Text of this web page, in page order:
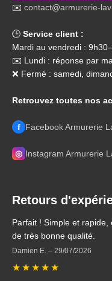
✉️ contact@armurerie-
🕒 Service client :
Mardi au vendredi :
✉️ Lundi : réponse par
❌ Fermé : samedi,
Retrouvez toutes nos
f Facebook Armurerie
◎ Instagram Armurerie
Retours
Parfait ! Simple et
de très bonne qualité.
Damien E. – 29/07/2026
★ ★ ★ ★ ★